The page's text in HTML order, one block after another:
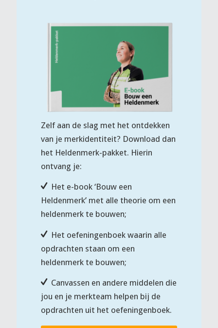
Zelf aan de slag met het ontdekken
van je merkidentiteit? Download dan
het Heldenmerk-pakket. Hierin
ontvang je:
Het e-book ‘Bouw een
Heldenmerk’ met alle theorie om een
heldenmerk te bouwen;
Het oefeningenboek waarin alle
opdrachten staan om een
heldenmerk te bouwen;
Canvassen en andere middelen die
jou en je merkteam helpen bij de
opdrachten uit het oefeningenboek.